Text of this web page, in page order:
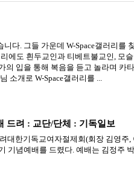
다. 그들 가운데 W-Space갤러리를
에도 흰두교인과 티베트불교인, 모
입을 통해 복음을 듣고 놀라며 카
소개로 W-Space갤러리를 ...
드려 : 교단/단체 : 기독일보
한기독교여자절제회(회장 김영주
기념예배를 드렸다. 예배는 김정주